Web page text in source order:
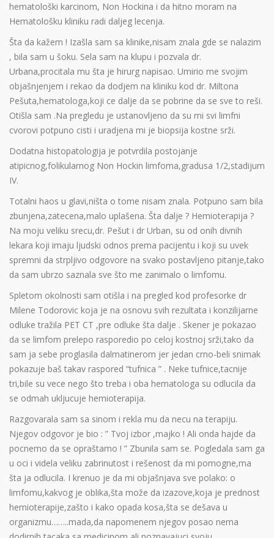
hematološki karcinom, Non Hockina i da hitno moram na
Hematološku kliniku radi daljeg lecenja.
Šta da kažem ! Izašla sam sa klinike,nisam znala gde se nalazim
, bila sam u šoku. Sela sam na klupu i pozvala dr.
Urbana,procitala mu šta je hirurg napisao. Umirio me svojim
objašnjenjem i rekao da dodjem na kliniku kod dr. Miltona
Pešuta,hematologa,koji ce dalje da se pobrine da se sve to reši.
Otišla sam .Na pregledu je ustanovljeno da su mi svi limfni
cvorovi potpuno cisti i uradjena mi je biopsija kostne srži.
Dodatna histopatologija je potvrdila postojanje
atipicnog,folikularnog Non Hockin limfoma,gradusa 1/2,stadijum
IV.
Totalni haos u glavi,ništa o tome nisam znala. Potpuno sam bila
zbunjena,zatecena,malo uplašena. Šta dalje ? Hemioterapija ?
Na moju veliku srecu,dr. Pešut i dr Urban, su od onih divnih
lekara koji imaju ljudski odnos prema pacijentu i koji su uvek
spremni da strpljivo odgovore na svako postavljeno pitanje,tako
da sam ubrzo saznala sve što me zanimalo o limfomu.
Spletom okolnosti sam otišla i na pregled kod profesorke dr
Milene Todorovic koja je na osnovu svih rezultata i konzilijarne
odluke tražila PET CT ,pre odluke šta dalje . Skener je pokazao
da se limfom prelepo rasporedio po celoj kostnoj srži,tako da
sam ja sebe proglasila dalmatinerom jer jedan crno-beli snimak
pokazuje baš takav raspored “tufnica ” . Neke tufnice,tacnije
tri,bile su vece nego što treba i oba hematologa su odlucila da
se odmah ukljucuje hemioterapija.
Razgovarala sam sa sinom i rekla mu da necu na terapiju.
Njegov odgovor je bio : ” Tvoj izbor ,majko ! Ali onda hajde da
pocnemo da se opraštamo ! ” Zbunila sam se. Pogledala sam ga
u oci i videla veliku zabrinutost i rešenost da mi pomogne,ma
šta ja odlucila. I krenuo je da mi objašnjava sve polako: o
limfomu,kakvog je oblika,šta može da izazove,koja je prednost
hemioterapije,zašto i kako opada kosa,šta se dešava u
organizmu……..mada,da napomenem njegov posao nema